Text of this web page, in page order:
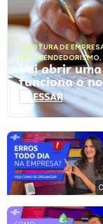
ABERTURA DE
EMPREENDEDORISMO,
Vai abrir
funciona o
ACESSAR